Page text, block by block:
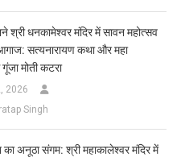
श्री धनकामेश्वर मंदिर में सावन महोत्सव
सत्यनारायण कथा और महा
मोती कटरा
2026
Singh
का अनूठा संगम: श्री महाकालेश्वर मंदिर में